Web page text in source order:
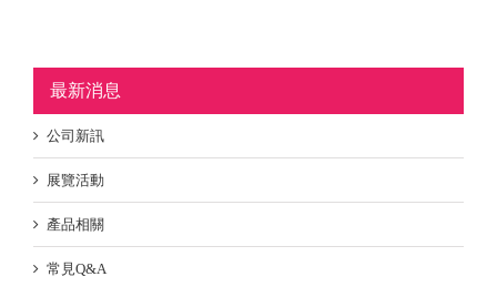
最新消息
公司新訊
展覽活動
產品相關
常見Q&A